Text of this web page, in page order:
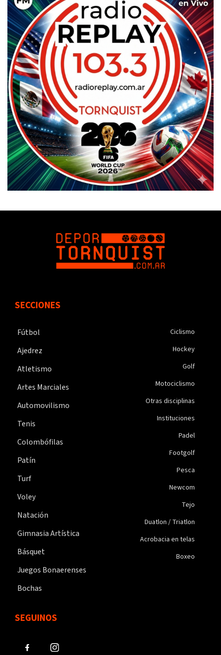
SECCIONES
Fútbol
Ajedrez
Atletismo
Artes Marciales
Automovilismo
Tenis
Colombófilas
Patín
Turf
Voley
Natación
Gimnasia Artística
Básquet
Juegos Bonaerenses
Bochas
Ciclismo
Hockey
Golf
Motociclismo
Otras disciplinas
Instituciones
Padel
Footgolf
Pesca
Newcom
Tejo
Duatlon / Triatlon
Acrobacia en telas
Boxeo
SEGUINOS